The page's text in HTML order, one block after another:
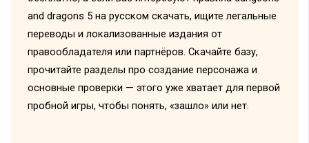
and dragons 5 на русском скачать, ищите легальные
переводы и локализованные издания от
правообладателя или партнёров. Скачайте базу,
прочитайте разделы про создание персонажа и
основные проверки — этого уже хватает для первой
пробной игры, чтобы понять, «зашло» или нет.